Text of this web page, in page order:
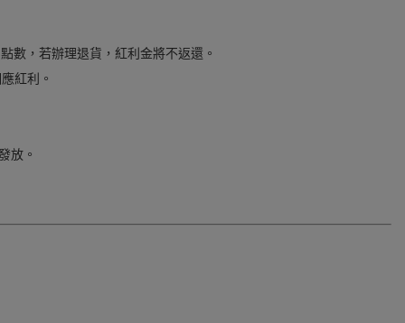
數，若辦理退貨，紅利金將不返還。
紅利。
放。